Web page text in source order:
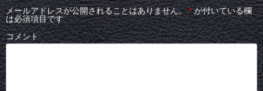
メールアドレスが公開されることはありません。 *が付いている欄
は必須項目です
コメント